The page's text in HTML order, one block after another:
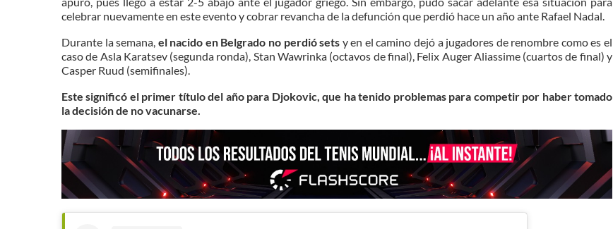
celebrar nuevamente en este evento y cobrar revancha de la defunción que perdió hace un año ante Rafael Nadal.
Durante la semana, el nacido en Belgrado no perdió sets y en el camino dejó a jugadores de renombre como es el
caso de Asla Karatsev (segunda ronda), Stan Wawrinka (octavos de final), Felix Auger Aliassime (cuartos de final) y
Casper Ruud (semifinales).
Este significó el primer título del año para Djokovic, que ha tenido problemas para competir por haber tomado
la decisión de no vacunarse.